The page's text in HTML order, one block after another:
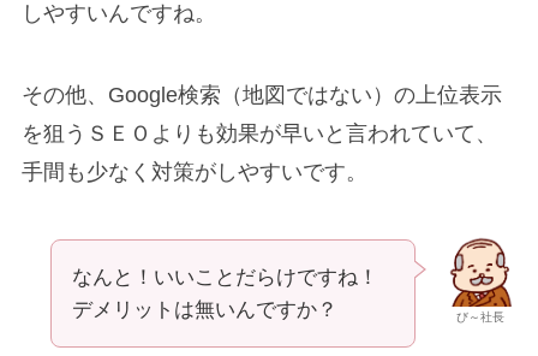
しやすいんですね。
その他、Google検索（地図ではない）の上位表示
を狙うＳＥＯよりも効果が早いと言われていて、
手間も少なく対策がしやすいです。
び～社長
なんと！いいことだらけですね！
デメリットは無いんですか？